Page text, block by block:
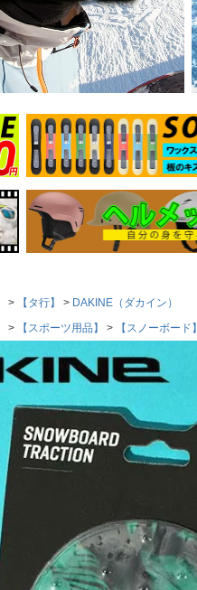
【タ行】
DAKINE（ダカイン）
【スポーツ用品】 【スノーボード】